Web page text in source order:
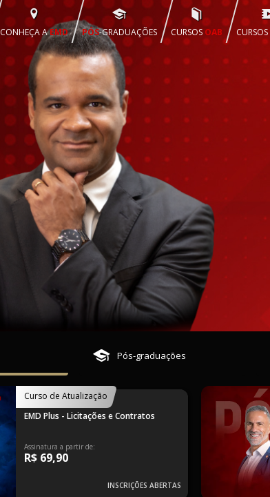
CONHEÇA AEMD PÓS-GRADUAÇÕES CURSOS OAB CURSOS
Pós-graduações
Curso de Atualização
EMD Plus - Licitações e Contratos
Assinatura a partir de:
R$ 69,90
INSCRIÇÕES ABERTAS